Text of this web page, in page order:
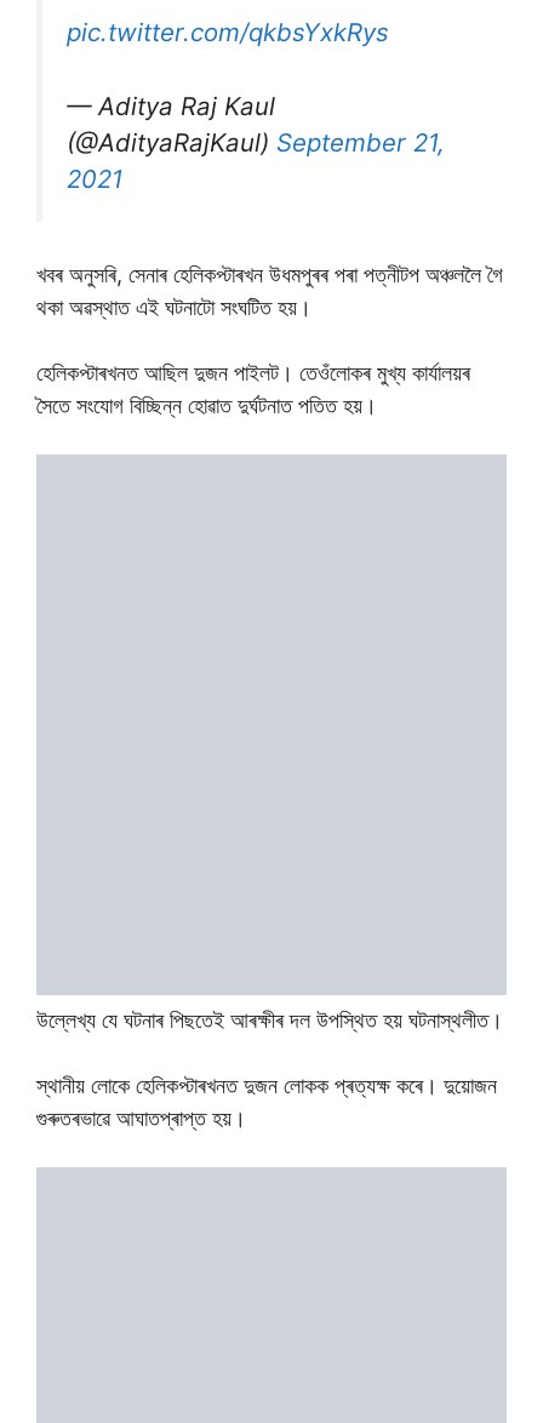
pic.twitter.com/qkbsYxkRys
— Aditya Raj Kaul
(@AdityaRajKaul) September 21,
2021
খবৰ অনুসৰি, সেনাৰ হেলিকপ্টাৰখন উধমপুৰৰ পৰা পত্নীটপ অঞ্চললৈ গৈ
থকা অৱস্থাত এই ঘটনাটো সংঘটিত হয়।
হেলিকপ্টাৰখনত আছিল দুজন পাইলট। তেওঁলোকৰ মুখ্য কাৰ্যালয়ৰ
সৈতে সংযোগ বিচ্ছিন্ন হোৱাত দুৰ্ঘটনাত পতিত হয়।
উল্লেখ্য যে ঘটনাৰ পিছতেই আৰক্ষীৰ দল উপস্থিত হয় ঘটনাস্থলীত।
স্থানীয় লোকে হেলিকপ্টাৰখনত দুজন লোকক প্ৰত্যক্ষ কৰে। দুয়োজন
গুৰুতৰভাৱে আঘাতপ্ৰাপ্ত হয়।